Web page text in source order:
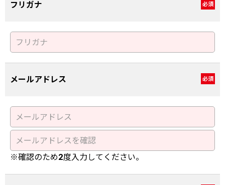
フリガナ 必須
メールアドレス 必須
※確認のため2度入力してください。